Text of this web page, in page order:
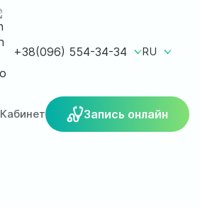
+38(096) 554-34-34 RU
Кабинет Запись онлайн